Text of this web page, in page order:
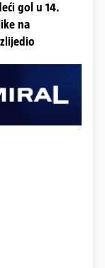
gol u 14.
na